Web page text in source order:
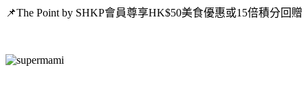
📌The Point by SHKP會員尊享HK$50美食優惠或15倍積分回贈